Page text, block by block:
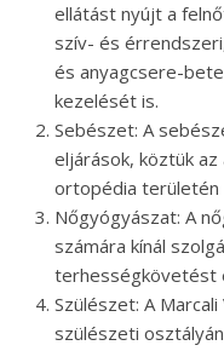
ellátást nyújt a
szív- és
és anyagcsere-
kezelését is.
Sebészet: A
eljárások, köztük
ortopédia területén
Nőgyógyászat: A
számára kínál
terhességkövetést
Szülészet: A
szülészeti